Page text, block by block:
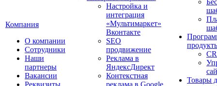
Компания
О компании
Сотрудники
Наши
партнеры
Вакансии
Реквизиты
Настройка и
интеграция
«Мультимаркет»
Вконтакте
SEO
продвижение
Реклама в
ЯндексДирект
Контекстная
реклама в Google
Товары